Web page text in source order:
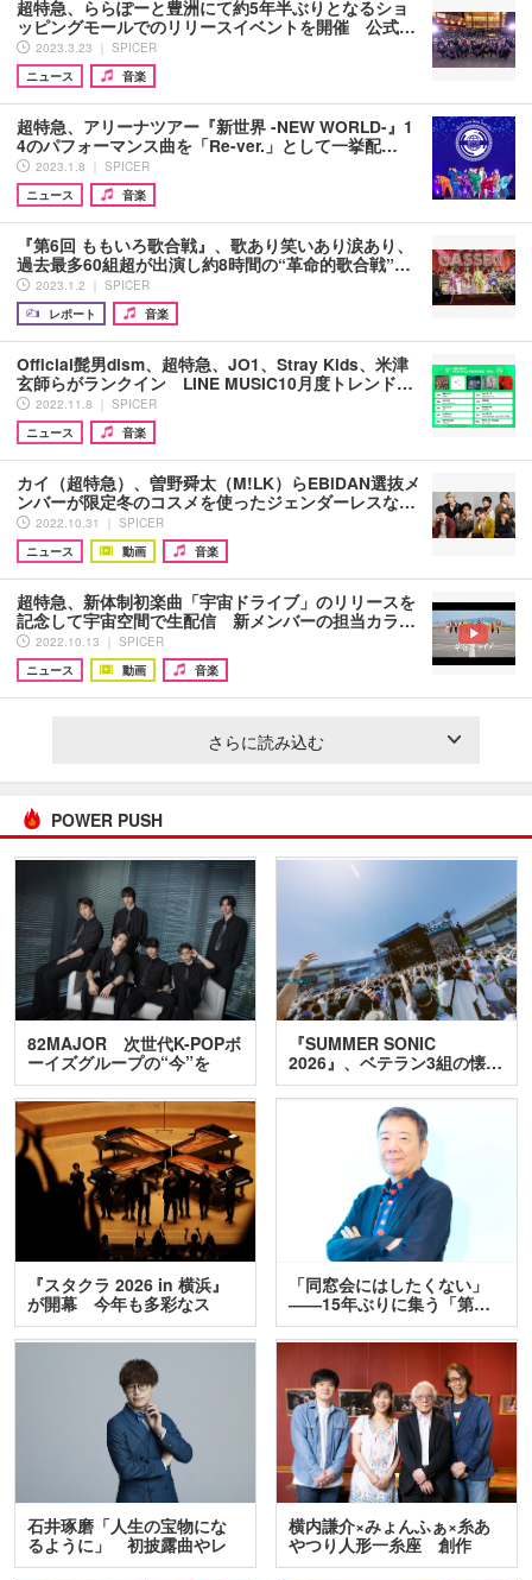
超特急、ららぽーと豊洲にて約5年半ぶりとなるショ
ッピングモールでのリリースイベントを開催 公式…
2023.3.23 ｜ SPICER
ニュース
音楽
超特急、アリーナツアー『新世界 -NEW WORLD-』1
4のパフォーマンス曲を「Re-ver.」として一挙配…
2023.1.8 ｜ SPICER
ニュース
音楽
『第6回 ももいろ歌合戦』、歌あり笑いあり涙あり、
過去最多60組超が出演し約8時間の“革命的歌合戦”…
2023.1.2 ｜ SPICER
レポート
音楽
Official髭男dism、超特急、JO1、Stray Kids、米津
玄師らがランクイン LINE MUSIC10月度トレンド…
2022.11.8 ｜ SPICER
ニュース
音楽
カイ（超特急）、曽野舜太（M!LK）らEBiDAN選抜メ
ンバーが限定冬のコスメを使ったジェンダーレスな…
2022.10.31 ｜ SPICER
ニュース
動画 音楽
超特急、新体制初楽曲「宇宙ドライブ」のリリースを
記念して宇宙空間で生配信 新メンバーの担当カラ…
2022.10.13 ｜ SPICER
ニュース
動画 音楽
さらに読み込む
POWER PUSH
82MAJOR 次世代K-POPボ
ーイズグループの“今”を
訊…
『SUMMER SONIC
2026』、ベテラン3組の懐…
『スタクラ 2026 in 横浜』
が開幕 今年も多彩なス
テ…
「同窓会にはしたくない」
――15年ぶりに集う「第…
石井琢磨「人生の宝物にな
るように」 初披露曲やレ
ア…
横内謙介×みょんふぁ×糸あ
やつり人形一糸座 創作
人…